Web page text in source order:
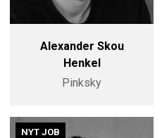
Alexander Skou
Henkel
Pinksky
NYT JOB